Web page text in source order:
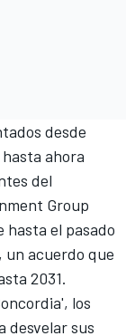
desde
ahora
del
Group
hasta el pasado
acuerdo que
2031.
los
desvelar sus